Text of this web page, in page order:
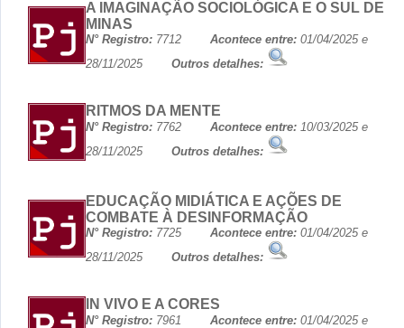
A IMAGINAÇÃO SOCIOLÓGICA E O SUL DE
MINAS
N° Registro: 7712 Acontece entre: 01/04/2025 e
28/11/2025 Outros detalhes:
RITMOS DA MENTE
N° Registro: 7762 Acontece entre: 10/03/2025 e
28/11/2025 Outros detalhes:
EDUCAÇÃO MIDIÁTICA E AÇÕES DE
COMBATE À DESINFORMAÇÃO
N° Registro: 7725 Acontece entre: 01/04/2025 e
28/11/2025 Outros detalhes:
IN VIVO E A CORES
N° Registro: 7961 Acontece entre: 01/04/2025 e